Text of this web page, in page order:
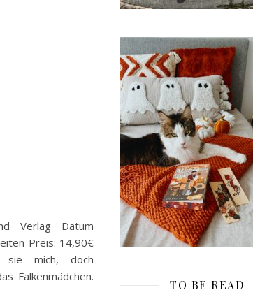
Verlag Datum
Preis: 14,90€
sie mich, doch
Falkenmädchen.
TO BE READ